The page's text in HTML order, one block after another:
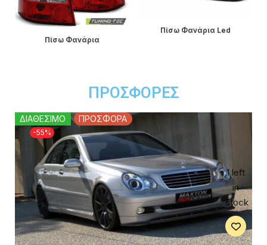
Πίσω Φανάρια
Πίσω Φανάρια Led
ΠΡΟΣΦΟΡΈΣ
-55%
ΔΙΑΘΕΣΙΜΟ ΠΡΟΣΦΟΡΑ
1 left
in
stock